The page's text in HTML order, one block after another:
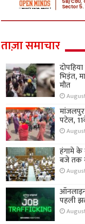
ताज़ा समाचार
भिड़ंत,
मौत
पटेल,
हंगामे के
बजे तक
पहली